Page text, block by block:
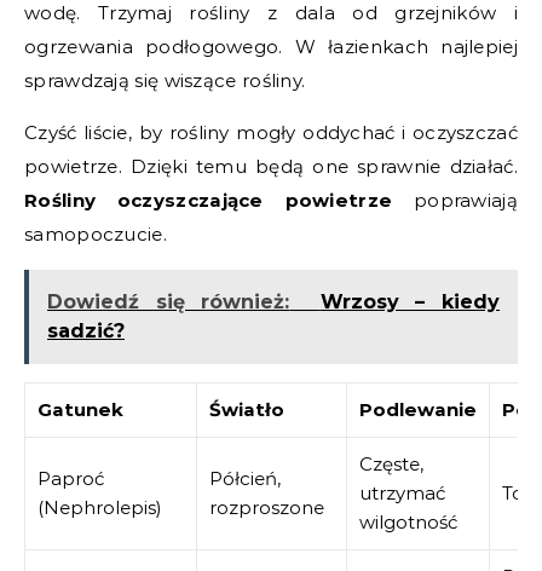
wodę. Trzymaj rośliny z dala od grzejników i
ogrzewania podłogowego. W łazienkach najlepiej
sprawdzają się wiszące rośliny.
Czyść liście, by rośliny mogły oddychać i oczyszczać
powietrze. Dzięki temu będą one sprawnie działać.
Rośliny oczyszczające powietrze poprawiają
samopoczucie.
Dowiedź się również:
Wrzosy – kiedy
sadzić?
Gatunek Światło Podlewanie
Paproć
(Nephrolepis)
Półcień,
rozproszone
Częste,
utrzymać
wilgotność
Torf